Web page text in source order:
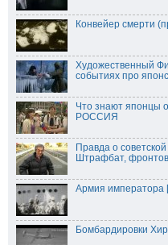
Конвейер смерти
Художественный
событиях про
Что знают японцы
РОССИЯ
Правда о
Штрафбат,
Армия императора
Бомбардировки